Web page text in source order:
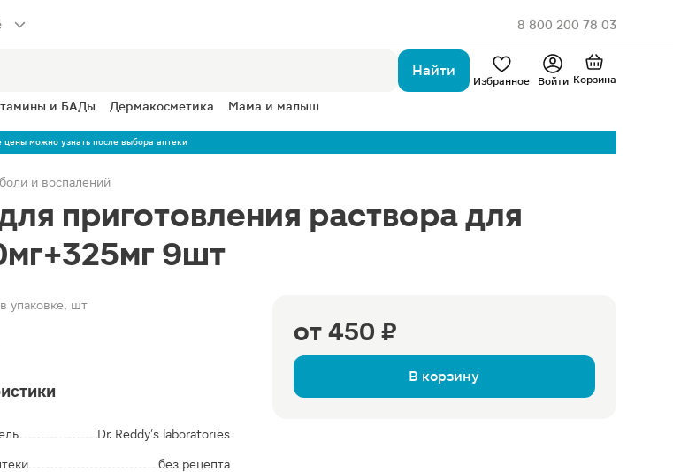
8 800 200 78 03
Найти
Избранное Войти Корзина
и БАДы Дермакосметика Мама и малыш
цены можно узнать после выбора аптеки
и воспалений
приготовления раствора для
9шт
от 450 ₽
В корзину
упаковке, шт
Dr. Reddy's laboratories
без рецепта